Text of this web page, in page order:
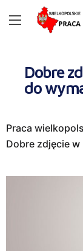
Dobre
do
Praca
Dobre zdjęcie